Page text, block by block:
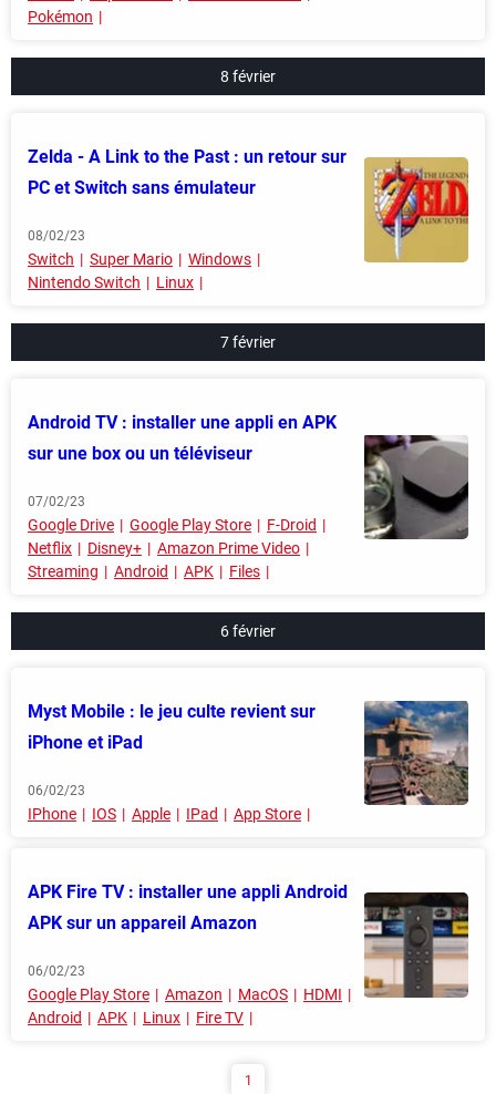
Pokémon
8 février
Zelda - A Link to the Past : un retour sur
PC et Switch sans émulateur
08/02/23
Switch Super Mario
Windows
Nintendo Switch
Linux
7 février
Android TV : installer une appli en APK
sur une box ou un téléviseur
07/02/23
Google Drive Google Play Store
F-Droid
Netflix
Disney+
Amazon Prime Video
Streaming
Android APK Files
6 février
Myst Mobile : le jeu culte revient sur
iPhone et iPad
06/02/23
IPhone IOS Apple IPad App Store
APK Fire TV : installer une appli Android
APK sur un appareil Amazon
06/02/23
Google Play Store Amazon MacOS
HDMI
Android
APK Linux Fire TV
1